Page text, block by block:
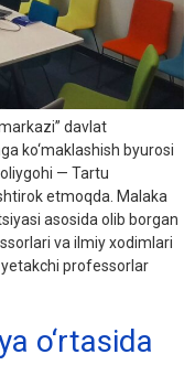
davlat
ko‘maklashish byurosi
— Tartu
etmoqda. Malaka
asosida olib borgan
va ilmiy xodimlari
professorlar
o‘rtasida